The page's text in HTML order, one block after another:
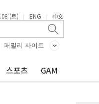
(토) | ENG | 中文
패밀리 사이트
스포츠 GAM